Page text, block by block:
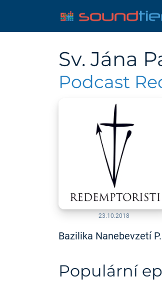
Sv. Jána
Podcast
23.10.2018
Bazilika Nanebevzetí
Populární